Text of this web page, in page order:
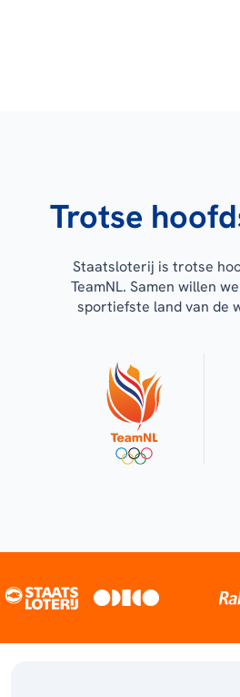
Trotse
Staatsloterij is trotse
TeamNL. Samen willen
sportiefste land van de